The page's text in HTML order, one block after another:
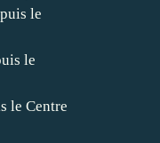
le
le
le Centre